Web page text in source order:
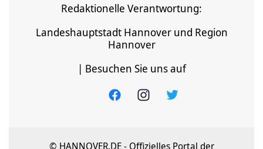
Redaktionelle Verantwortung:
Landeshauptstadt Hannover und Region
Hannover
| Besuchen Sie uns auf
© HANNOVER.DE - Offizielles Portal der